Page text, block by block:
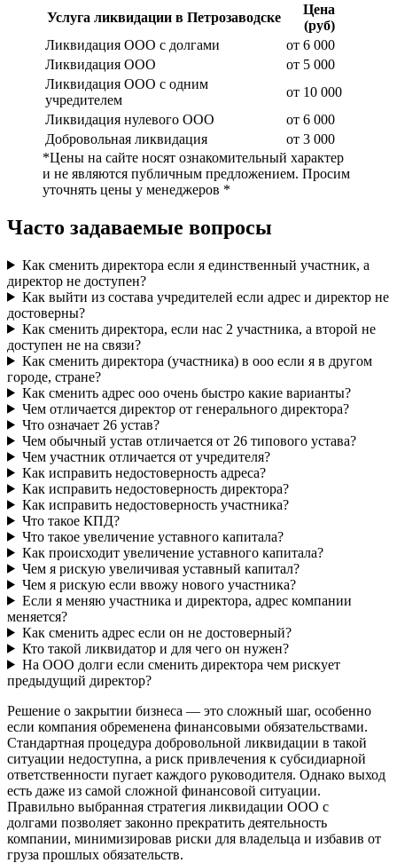
Услуга ликвидации в Петрозаводске
Цена
(руб)
Ликвидация ООО с долгами
от 6 000
Ликвидация ООО
от 5 000
Ликвидация ООО с одним
учредителем
от 10 000
Ликвидация нулевого ООО
от 6 000
Добровольная ликвидация
от 3 000
*Цены на сайте носят ознакомительный характер
и не являются публичным предложением. Просим
уточнять цены у менеджеров *
Часто задаваемые вопросы
Как сменить директора если я единственный участник, а
директор не доступен?
Как выйти из состава учредителей если адрес и директор не
достоверны?
Как сменить директора, если нас 2 участника, а второй не
доступен не на связи?
Как сменить директора (участника) в ооо если я в другом
городе, стране?
Как сменить адрес ооо очень быстро какие варианты?
Чем отличается директор от генерального директора?
Что означает 26 устав?
Чем обычный устав отличается от 26 типового устава?
Чем участник отличается от учредителя?
Как исправить недостоверность адреса?
Как исправить недостоверность директора?
Как исправить недостоверность участника?
Что такое КПД?
Что такое увеличение уставного капитала?
Как происходит увеличение уставного капитала?
Чем я рискую увеличивая уставный капитал?
Чем я рискую если ввожу нового участника?
Если я меняю участника и директора, адрес компании
меняется?
Как сменить адрес если он не достоверный?
Кто такой ликвидатор и для чего он нужен?
На ООО долги если сменить директора чем рискует
предыдущий директор?
Решение о закрытии бизнеса — это сложный шаг, особенно
если компания обременена финансовыми обязательствами.
Стандартная процедура добровольной ликвидации в такой
ситуации недоступна, а риск привлечения к субсидиарной
ответственности пугает каждого руководителя. Однако выход
есть даже из самой сложной финансовой ситуации.
Правильно выбранная стратегия ликвидации ООО с
долгами позволяет законно прекратить деятельность
компании, минимизировав риски для владельца и избавив от
груза прошлых обязательств.